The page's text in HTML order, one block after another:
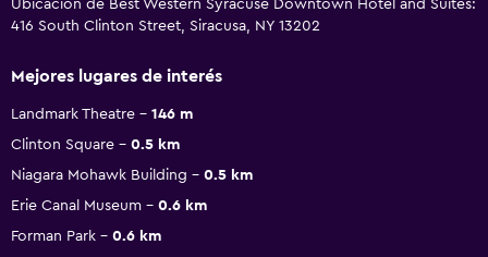
Ubicación de Best Western Syracuse Downtown Hotel and Suites:
416 South Clinton Street, Siracusa, NY 13202
Mejores lugares de interés
Landmark Theatre
146 m
Clinton Square
0.5 km
Niagara Mohawk Building
0.5 km
Erie Canal Museum
0.6 km
Forman Park
0.6 km